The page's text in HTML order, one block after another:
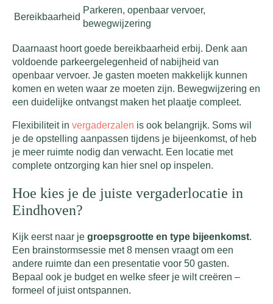
Bereikbaarheid
Parkeren, openbaar vervoer,
bewegwijzering
Daarnaast hoort goede bereikbaarheid erbij. Denk aan
voldoende parkeergelegenheid of nabijheid van
openbaar vervoer. Je gasten moeten makkelijk kunnen
komen en weten waar ze moeten zijn. Bewegwijzering en
een duidelijke ontvangst maken het plaatje compleet.
Flexibiliteit in vergaderzalen is ook belangrijk. Soms wil
je de opstelling aanpassen tijdens je bijeenkomst, of heb
je meer ruimte nodig dan verwacht. Een locatie met
complete ontzorging kan hier snel op inspelen.
Hoe kies je de juiste vergaderlocatie in
Eindhoven?
Kijk eerst naar je groepsgrootte en type bijeenkomst.
Een brainstormsessie met 8 mensen vraagt om een
andere ruimte dan een presentatie voor 50 gasten.
Bepaal ook je budget en welke sfeer je wilt creëren –
formeel of juist ontspannen.